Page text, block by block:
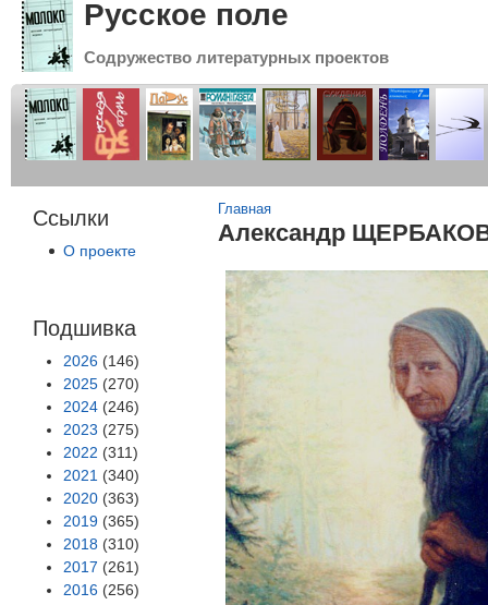
Русское поле
Содружество литературных проектов
Ссылки
О проекте
Подшивка
2026 (146)
2025 (270)
2024 (246)
2023 (275)
2022 (311)
2021 (340)
2020 (363)
2019 (365)
2018 (310)
2017 (261)
2016 (256)
Вы здесь
Главная
Александр